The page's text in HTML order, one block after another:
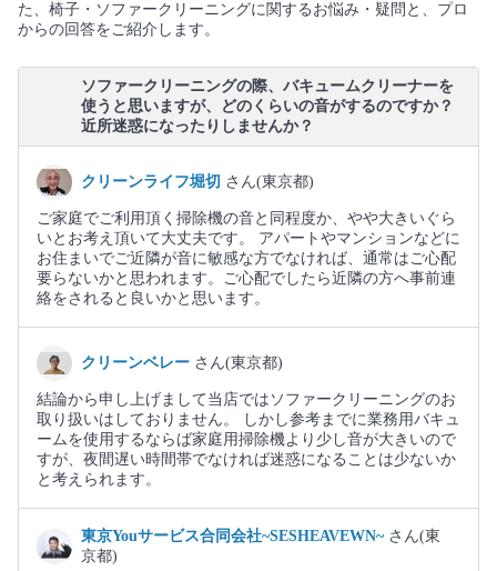
た、椅子・ソファークリーニングに関するお悩み・疑問と、プロ
からの回答をご紹介します。
ソファークリーニングの際、バキュームクリーナーを
使うと思いますが、どのくらいの音がするのですか？
近所迷惑になったりしませんか？
クリーンライフ堀切 さん(東京都)
ご家庭でご利用頂く掃除機の音と同程度か、やや大きいぐら
いとお考え頂いて大丈夫です。 アパートやマンションなどに
お住まいでご近隣が音に敏感な方でなければ、通常はご心配
要らないかと思われます。ご心配でしたら近隣の方へ事前連
絡をされると良いかと思います。
クリーンベレー さん(東京都)
結論から申し上げまして当店ではソファークリーニングのお
取り扱いはしておりません。 しかし参考までに業務用バキュ
ームを使用するならば家庭用掃除機より少し音が大きいので
すが、夜間遅い時間帯でなければ迷惑になることは少ないか
と考えられます。
東京Youサービス合同会社~SESHEAVEWN~ さん(東
京都)